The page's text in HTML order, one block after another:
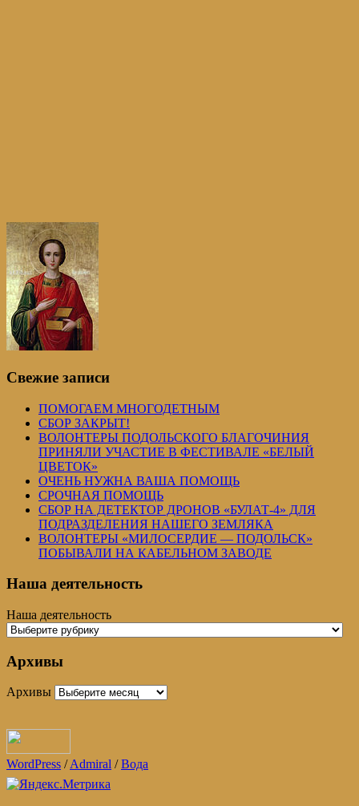
Свежие записи
ПОМОГАЕМ МНОГОДЕТНЫМ
СБОР ЗАКРЫТ!
ВОЛОНТЕРЫ ПОДОЛЬСКОГО БЛАГОЧИНИЯ
ПРИНЯЛИ УЧАСТИЕ В ФЕСТИВАЛЕ «БЕЛЫЙ
ЦВЕТОК»
ОЧЕНЬ НУЖНА ВАША ПОМОЩЬ
СРОЧНАЯ ПОМОЩЬ
СБОР НА ДЕТЕКТОР ДРОНОВ «БУЛАТ-4» ДЛЯ
ПОДРАЗДЕЛЕНИЯ НАШЕГО ЗЕМЛЯКА
ВОЛОНТЕРЫ «МИЛОСЕРДИЕ — ПОДОЛЬСК»
ПОБЫВАЛИ НА КАБЕЛЬНОМ ЗАВОДЕ
Наша деятельность
Наша деятельность
Архивы
Архивы
WordPress /Admiral /Вода